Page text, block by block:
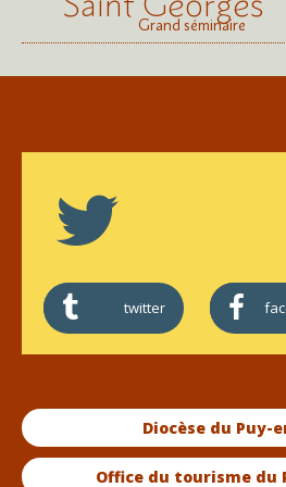
Grand séminaire
twitter
Diocèse du Puy-
Office du tourisme du